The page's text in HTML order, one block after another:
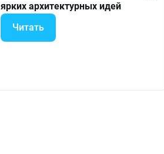
ярких архитектурных идей
Читать